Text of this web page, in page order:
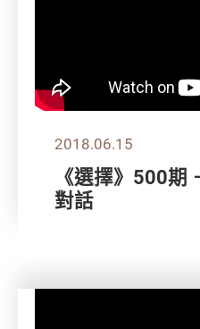
2018.06.15
《選擇》500期
對話